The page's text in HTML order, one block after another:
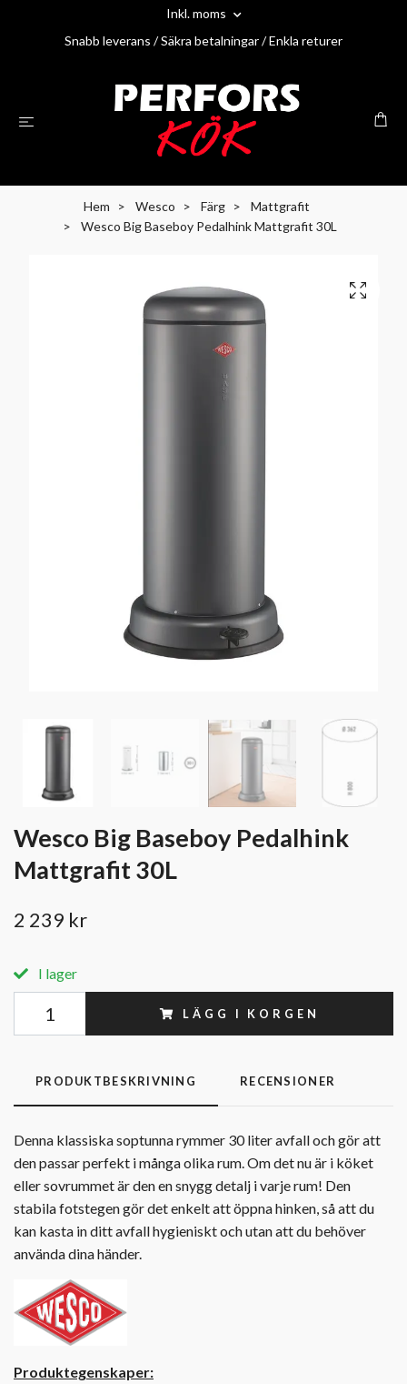
Inkl. moms
Snabb leverans / Säkra betalningar / Enkla returer
Hem Wesco Färg
Mattgrafit
Wesco Big Baseboy Pedalhink Mattgrafit 30L
Wesco Big Baseboy Pedalhink
Mattgrafit 30L
2 239 kr
I lager
LÄGG I KORGEN
PRODUKTBESKRIVNING RECENSIONER
Denna klassiska soptunna rymmer 30 liter avfall och gör att
den passar perfekt i många olika rum. Om det nu är i köket
eller sovrummet är den en snygg detalj i varje rum! Den
stabila fotstegen gör det enkelt att öppna hinken, så att du
kan kasta in ditt avfall hygieniskt och utan att du behöver
använda dina händer.
Produktegenskaper: